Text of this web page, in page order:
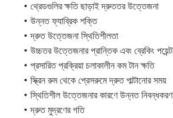
থ্রেডগুলির ক্ষতি ছাড়াই দ্রুততর উত্তেজনা
উন্নত ফ্যাব্রিক শক্তি
দ্রুত উত্তেজনা স্থিতিশীলতা
উচ্চতর উত্তেজনার প্রান্তিক এবং ব্রেকিং পয়েন্ট
প্রসারিত প্রক্রিয়া চলাকালীন কম টান ক্ষতি
স্ক্রিন রুম থেকে প্রেসরুমে দ্রুত পাল্টানোর সময়
স্থিতিশীল উত্তেজনার কারণে উন্নত নিবন্ধকরণ
দ্রুত মুদ্রণের গতি